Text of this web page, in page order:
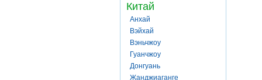
Китай
Анхай
Вэйхай
Вэньчжоу
Гуанчжоу
Донгуань
Жанджиаганге